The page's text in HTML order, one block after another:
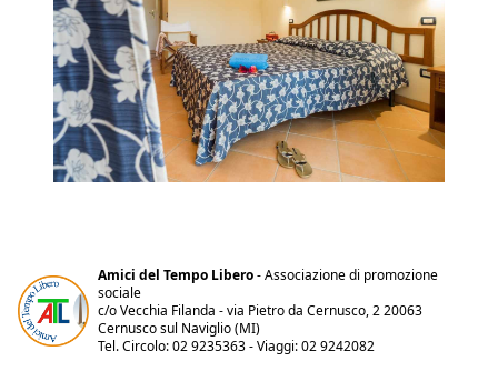
Amici del Tempo Libero- Associazione di promozione
sociale
c/o Vecchia Filanda - via Pietro da Cernusco, 2 20063
Cernusco sul Naviglio (MI)
Tel. Circolo: 02 9235363 - Viaggi: 02 9242082